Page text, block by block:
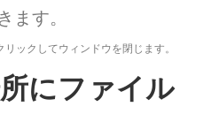
ます。
リックしてウィンドウを閉じます。
にファイル